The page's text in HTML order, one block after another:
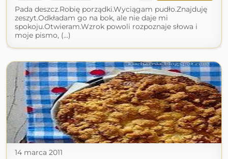
Pada deszcz.Robię porządki.Wyciągam pudło.Znajduję
zeszyt.Odkładam go na bok, ale nie daje mi
spokoju.Otwieram.Wzrok powoli rozpoznaje słowa i
moje pismo, (...)
14 marca 2011